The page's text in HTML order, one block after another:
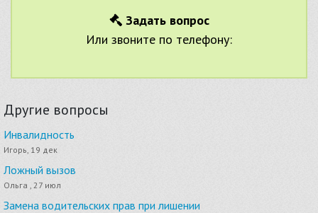
Задать вопрос
Или звоните по телефону:
Другие вопросы
Инвалидность
Игорь, 19 дек
Ложный вызов
Ольга , 27 июл
Замена водительских прав при лишении